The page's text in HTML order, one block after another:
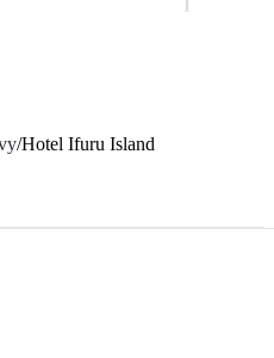
/Hotel Ifuru Island